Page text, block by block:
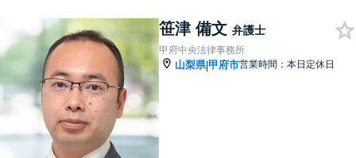
笹津 備文 弁護士
甲府中央法律事務所
山梨県|甲府市営業時間：本日定休日